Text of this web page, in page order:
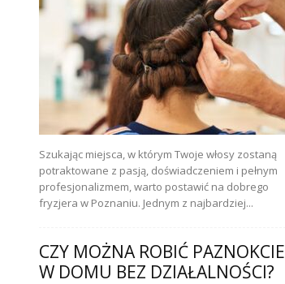
Szukając miejsca, w którym Twoje włosy zostaną
potraktowane z pasją, doświadczeniem i pełnym
profesjonalizmem, warto postawić na dobrego
fryzjera w Poznaniu. Jednym z najbardziej...
CZY MOŻNA ROBIĆ PAZNOKCIE
W DOMU BEZ DZIAŁALNOŚCI?